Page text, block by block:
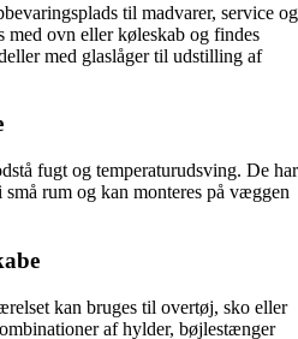
til madvarer, service og
med ovn eller køleskab og findes
med glaslåger til udstilling af
fugt og temperaturudsving. De har
rum og kan monteres på væggen
kan bruges til overtøj, sko eller
af hylder, bøjlestænger